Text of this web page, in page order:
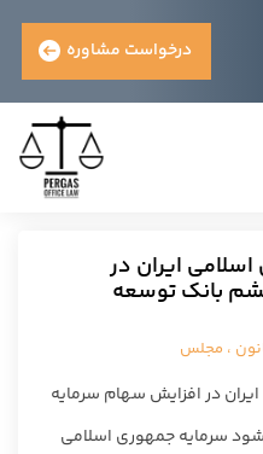
درخواست مشاوره
ایران در
بانک توسعه
، مجلس
در افزایش سهام سرمایه
سرمایه جمهوری اسلامی